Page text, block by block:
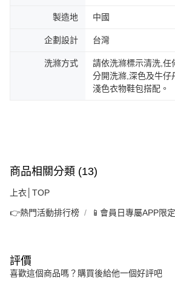
製造地 中國
企劃設計 台灣
洗滌方式
請依洗滌標示清洗,任
分開洗滌,深色及牛仔
淺色衣物鞋包搭配。
商品相關分類 (13)
上衣│TOP
👉熱門活動排行榜 📱會員日專屬APP限
評價
喜歡這個商品嗎？購買後給他一個好評吧